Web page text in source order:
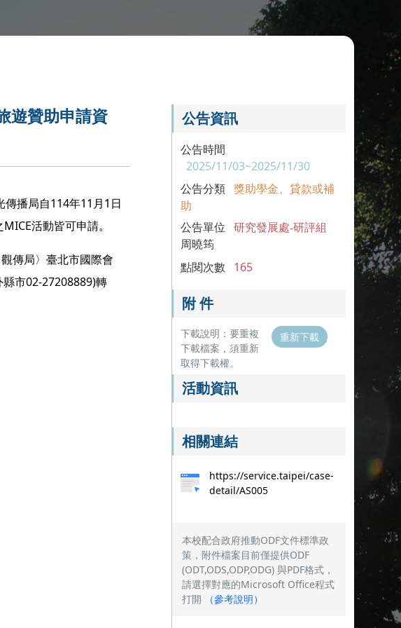
遊贊助申請資
傳播局自114年11 月1 日
MICE活動皆可申請。
傳局〉臺北市國際會
縣市02-27208889)轉
公告資訊
公告時間
2025/11/03~2025/11/30
公告分類 獎助學金、貸款或補
助
公告單位
研究發展處-研評組
周曉筠
點閱次數 165
附 件
下載說明：要重複
下載檔案，須重新
取得下載權。
重新下載
活動資訊
相關連結
https://service.taipei/case-
detail/AS005
本校配合政府推動ODF文件標準政
策，附件檔案目前僅提供ODF
(ODT,ODS,ODP,ODG) 與PDF格式，
請選擇對應的Microsoft Office程式
打開
（參考說明）